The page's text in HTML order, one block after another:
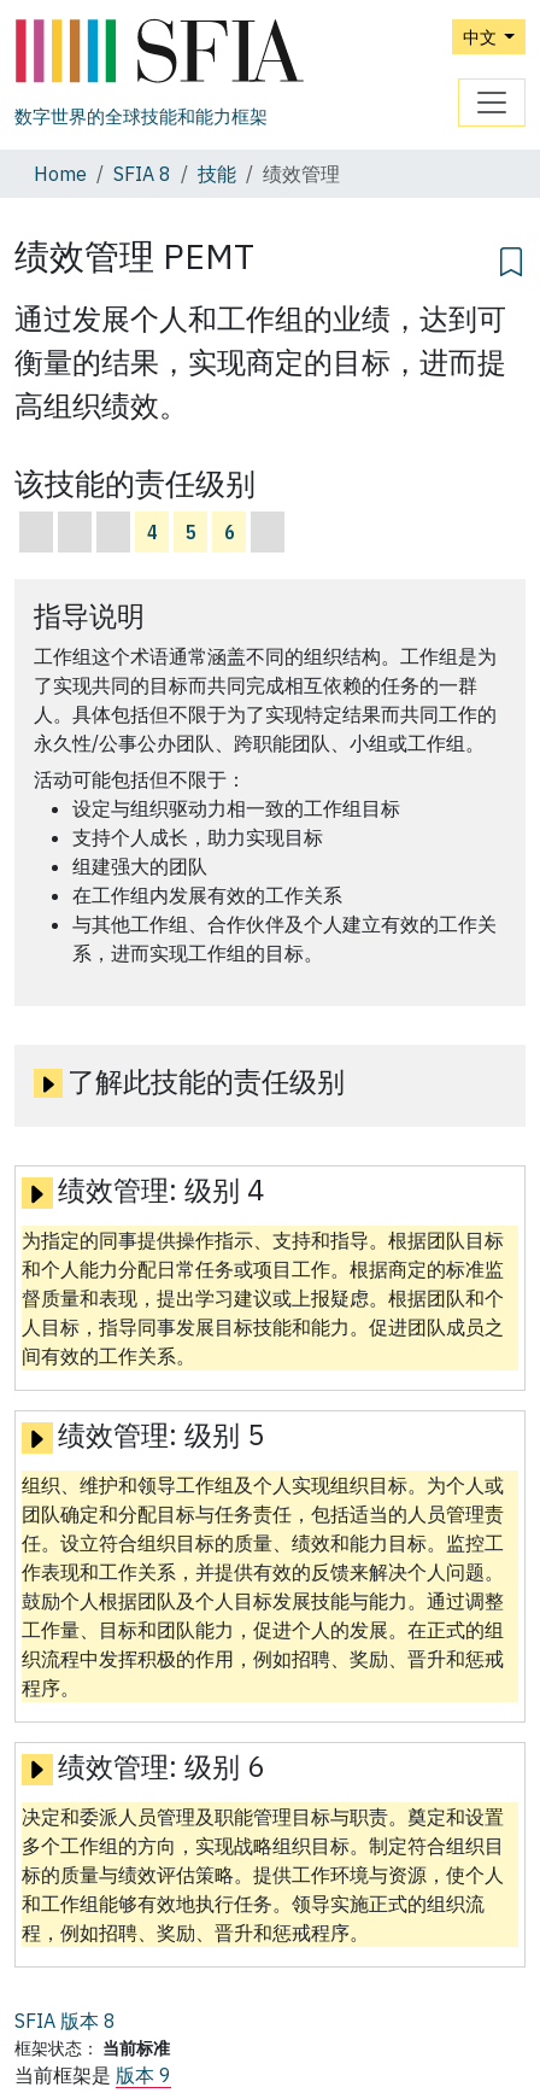
中文
数字世界的全球技能和能力框架
Home SFIA 8 技能 绩效管理
绩效管理 PEMT
通过发展个人和工作组的业绩，达到可
衡量的结果，实现商定的目标，进而提
高组织绩效。
该技能的责任级别
4 5 6
指导说明
工作组这个术语通常涵盖不同的组织结构。工作组是为
了实现共同的目标而共同完成相互依赖的任务的一群
人。具体包括但不限于为了实现特定结果而共同工作的
永久性/公事公办团队、跨职能团队、小组或工作组。
活动可能包括但不限于：
设定与组织驱动力相一致的工作组目标
支持个人成长，助力实现目标
组建强大的团队
在工作组内发展有效的工作关系
与其他工作组、合作伙伴及个人建立有效的工作关
系，进而实现工作组的目标。
了解此技能的责任级别
绩效管理: 级别 4
为指定的同事提供操作指示、支持和指导。根据团队目标
和个人能力分配日常任务或项目工作。根据商定的标准监
督质量和表现，提出学习建议或上报疑虑。根据团队和个
人目标，指导同事发展目标技能和能力。促进团队成员之
间有效的工作关系。
绩效管理: 级别 5
组织、维护和领导工作组及个人实现组织目标。为个人或
团队确定和分配目标与任务责任，包括适当的人员管理责
任。设立符合组织目标的质量、绩效和能力目标。监控工
作表现和工作关系，并提供有效的反馈来解决个人问题。
鼓励个人根据团队及个人目标发展技能与能力。通过调整
工作量、目标和团队能力，促进个人的发展。在正式的组
织流程中发挥积极的作用，例如招聘、奖励、晋升和惩戒
程序。
绩效管理: 级别 6
决定和委派人员管理及职能管理目标与职责。奠定和设置
多个工作组的方向，实现战略组织目标。制定符合组织目
标的质量与绩效评估策略。提供工作环境与资源，使个人
和工作组能够有效地执行任务。领导实施正式的组织流
程，例如招聘、奖励、晋升和惩戒程序。
SFIA 版本 8
框架状态： 当前标准
当前框架是 版本 9